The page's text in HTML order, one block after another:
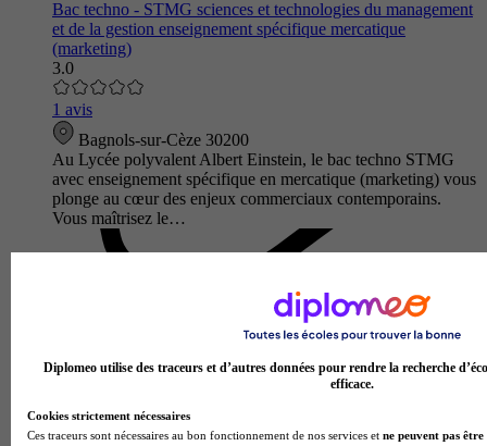
Bac techno - STMG sciences et technologies du management
et de la gestion enseignement spécifique mercatique
(marketing)
3.0
1 avis
Bagnols-sur-Cèze 30200
Au Lycée polyvalent Albert Einstein, le bac techno STMG
avec enseignement spécifique en mercatique (marketing) vous
plonge au cœur des enjeux commerciaux contemporains.
Vous maîtrisez le…
Diplomeo utilise des traceurs et d’autres données pour rendre la recherche
efficace.
Cookies strictement nécessaires
Ces traceurs sont nécessaires au bon fonctionnement de nos services et ne peuvent pas être